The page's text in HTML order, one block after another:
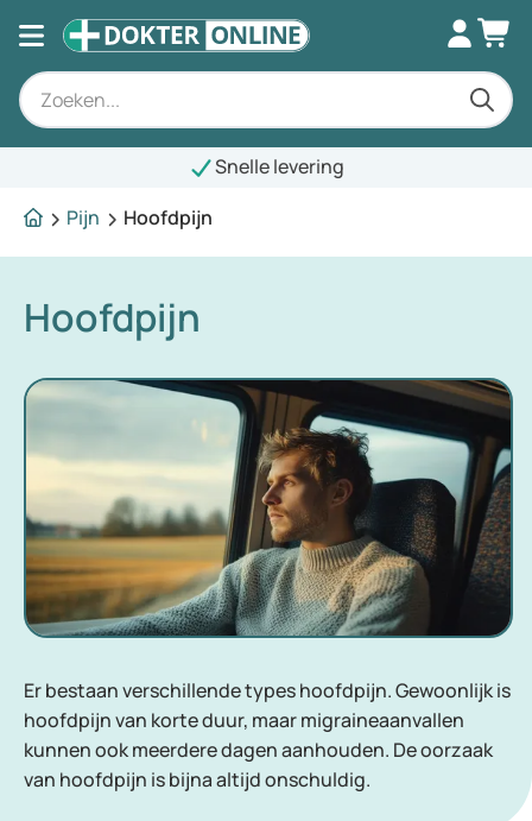
Snelle levering
Pijn
Hoofdpijn
Hoofdpijn
Er bestaan verschillende types hoofdpijn. Gewoonlijk is
hoofdpijn van korte duur, maar migraineaanvallen
kunnen ook meerdere dagen aanhouden. De oorzaak
van hoofdpijn is bijna altijd onschuldig.